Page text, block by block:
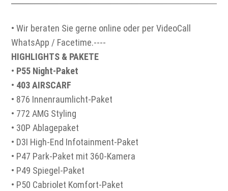
• Wir beraten Sie gerne online oder per VideoCall
WhatsApp / Facetime.----
HIGHLIGHTS & PAKETE
• P55 Night-Paket
• 403 AIRSCARF
• 876 Innenraumlicht-Paket
• 772 AMG Styling
• 30P Ablagepaket
• D3I High-End Infotainment-Paket
• P47 Park-Paket mit 360-Kamera
• P49 Spiegel-Paket
• P50 Cabriolet Komfort-Paket